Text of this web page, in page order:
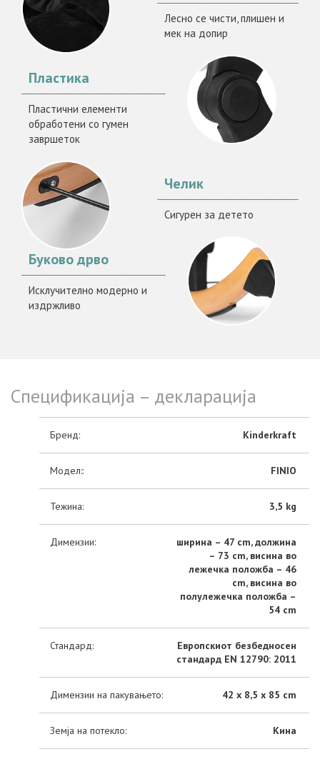
Лесно се чисти, плишен и
мек на допир
Пластика
Пластични елементи
обработени со гумен
завршеток
Челик
Сигурен за детето
Буково дрво
Исклучително модерно и
издржливо
Спецификација – декларација
Бренд: Kinderkraft
Модел:: FINIO
Тежина: 3,5 kg
Димензии:
ширина – 47 cm, должина
– 73 cm, висина во
лежечка положба – 46
cm, висина во
полулежечка положба –
54 cm
Стандард:
Европскиот безбедносен
стандард EN 12790: 2011
Димензии на пакувањето: 42 x 8,5 x 85 cm
Земја на потекло: Кина